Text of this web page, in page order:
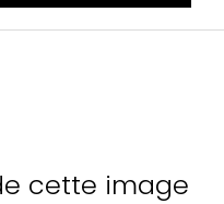
cette image